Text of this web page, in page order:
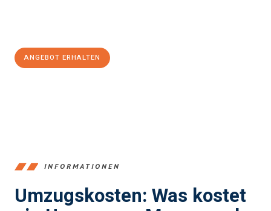
ANGEBOT ERHALTEN
INFORMATIONEN
Umzugskosten: Was kostet